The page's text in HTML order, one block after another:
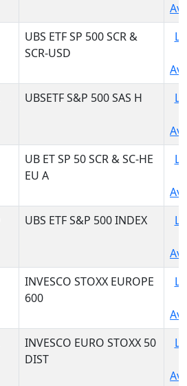
UBS ETF SP 500 SCR &
SCR-USD
UBSETF S&P 500 SAS H
UB ET SP 50 SCR & SC-HE
EU A
UBS ETF S&P 500 INDEX
INVESCO STOXX EUROPE
600
INVESCO EURO STOXX 50
DIST